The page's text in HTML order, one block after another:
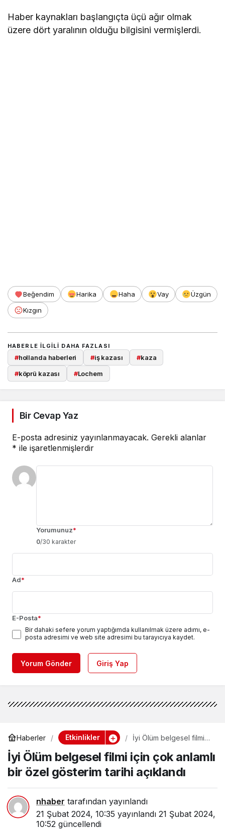
Haber kaynakları başlangıçta üçü ağır olmak
üzere dört yaralının olduğu bilgisini vermişlerdi.
Beğendim Harika Haha Vay
Üzgün
Kızgın
HABERLE ILGILI DAHA FAZLASI
#hollanda haberleri #iş kazası #kaza
#köprü kazası #Lochem
Bir Cevap Yaz
E-posta adresiniz yayınlanmayacak. Gerekli alanlar
* ile işaretlenmişlerdir
Yorumunuz*
0/30 karakter
Ad*
E-Posta*
Bir dahaki sefere yorum yaptığımda kullanılmak üzere adımı, e-
posta adresimi ve web site adresimi bu tarayıcıya kaydet.
Yorum Gönder Giriş Yap
Haberler Etkinlikler
İyi Ölüm belgesel filmi
gösterim tarihi açıklandı
İyi Ölüm belgesel filmi için çok anlamlı
bir özel gösterim tarihi açıklandı
nhaber tarafından yayınlandı
21 Şubat 2024, 10:35 yayınlandı 21 Şubat 2024,
10:52 güncellendi